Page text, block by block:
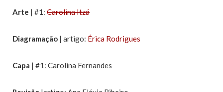
Arte | #1: Carolina Itzá
Diagramação | artigo: Érica Rodrigues
Capa | #1: Carolina Fernandes